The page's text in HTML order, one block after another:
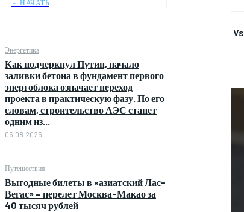
﹢ НАЧАТЬ
Энергетика
Как подчеркнул Путин, начало
заливки бетона в фундамент первого
энергоблока означает переход
проекта в практическую фазу. По его
словам, строительство АЭС станет
одним из...
05.08.2026
Путешествия
Выгодные билеты в «азиатский Лас-
Вегас» – перелет Москва-Макао за
40 тысяч рублей